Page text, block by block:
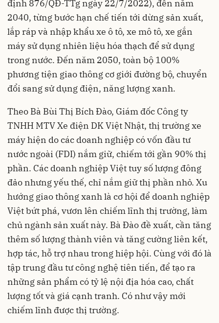
định 876/QĐ-TTg ngày 22/7/2022), đến năm
2040, từng bước hạn chế tiến tới dừng sản xuất,
lắp ráp và nhập khẩu xe ô tô, xe mô tô, xe gắn
máy sử dụng nhiên liệu hóa thạch để sử dụng
trong nước. Đến năm 2050, toàn bộ 100%
phương tiện giao thông cơ giới đường bộ, chuyển
đổi sang sử dụng điện, năng lượng xanh.
Theo Bà Bùi Thị Bích Đào, Giám đốc Công ty
TNHH MTV Xe điện DK Việt Nhật, thị trường xe
máy hiện do các doanh nghiệp có vốn đầu tư
nước ngoài (FDI) nắm giữ, chiếm tới gần 90% thị
phần. Các doanh nghiệp Việt tuy số lượng đông
đảo nhưng yếu thế, chỉ nắm giữ thị phần nhỏ. Xu
hướng giao thông xanh là cơ hội để doanh nghiệp
Việt bứt phá, vươn lên chiếm lĩnh thị trường, làm
chủ ngành sản xuất này. Bà Đào đề xuất, cần tăng
thêm số lượng thành viên và tăng cường liên kết,
hợp tác, hỗ trợ nhau trong hiệp hội. Cùng với đó là
tập trung đầu tư công nghệ tiên tiến, để tạo ra
những sản phẩm có tỷ lệ nội địa hóa cao, chất
lượng tốt và giá cạnh tranh. Có như vậy mới
chiếm lĩnh được thị trường.